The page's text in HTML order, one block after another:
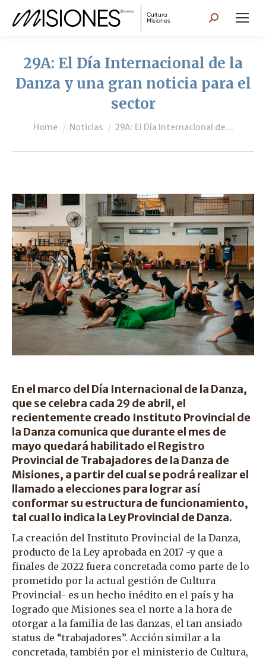
Search:
29A: El Día Internacional de la
Danza y una gran noticia para el
sector
You are here:
Home Noticias 29A: El Día Internacional de…
En el marco del Día Internacional de la Danza,
que se celebra cada 29 de abril, el
recientemente creado Instituto Provincial de
la Danza comunica que durante el mes de
mayo quedará habilitado el Registro
Provincial de Trabajadores de la Danza de
Misiones, a partir del cual se podrá realizar el
llamado a elecciones para lograr así
conformar su estructura de funcionamiento,
tal cual lo indica la Ley Provincial de Danza.
La creación del Instituto Provincial de la Danza,
producto de la Ley aprobada en 2017 -y que a
finales de 2022 fuera concretada como parte de lo
prometido por la actual gestión de Cultura
Provincial- es un hecho inédito en el país y ha
logrado que Misiones sea el norte a la hora de
otorgar a la familia de las danzas, el tan ansiado
status de “trabajadores”. Acción similar a la
concretada, también por el ministerio de Cultura,